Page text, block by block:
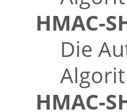
HMAC-
Die
HMAC-